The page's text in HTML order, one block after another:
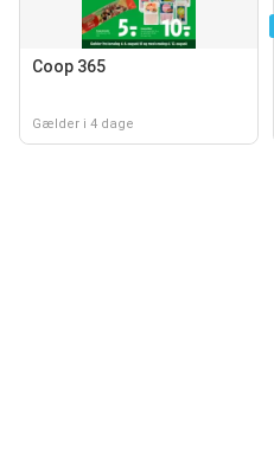
Coop 365
Gælder i 4 dage